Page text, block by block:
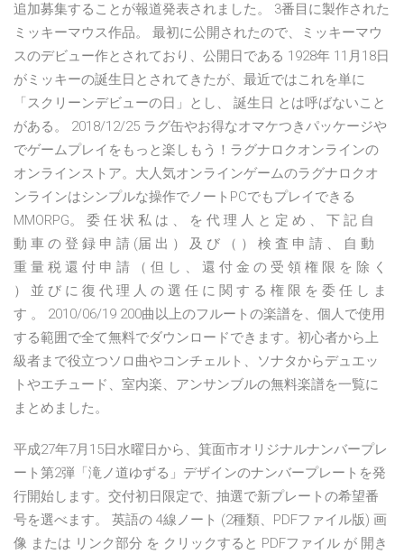
追加募集することが報道発表されました。 3番目に製作された
ミッキーマウス作品。 最初に公開されたので、ミッキーマウ
スのデビュー作とされており、公開日である 1928年 11月18日
がミッキーの誕生日とされてきたが、最近ではこれを単に
「スクリーンデビューの日」とし、 誕生日 とは呼ばないこと
がある。 2018/12/25 ラグ缶やお得なオマケつきパッケージや
でゲームプレイをもっと楽しもう！ラグナロクオンラインの
オンラインストア。大人気オンラインゲームのラグナロクオ
ンラインはシンプルな操作でノートPCでもプレイできる
MMORPG。 委 任 状 私 は 、 を 代 理 人 と 定 め 、 下 記 自
動 車 の 登 録 申 請 (届 出 ） 及 び （ ） 検 査 申 請 、 自 動
重 量 税 還 付 申 請 （ 但 し 、 還 付 金 の 受 領 権 限 を 除 く
） 並 び に 復 代 理 人 の 選 任 に 関 す る 権 限 を 委 任 し ま
す 。 2010/06/19 200曲以上のフルートの楽譜を、個人で使用
する範囲で全て無料でダウンロードできます。初心者から上
級者まで役立つソロ曲やコンチェルト、ソナタからデュエッ
トやエチュード、室内楽、アンサンブルの無料楽譜を一覧に
まとめました。
平成27年7月15日水曜日から、箕面市オリジナルナンバープレ
ート第2弾「滝ノ道ゆずる」デザインのナンバープレートを発
行開始します。交付初日限定で、抽選で新プレートの希望番
号を選べます。 英語の 4線ノート (2種類、PDFファイル版) 画
像 または リンク部分 を クリックすると PDFファイル が 開き